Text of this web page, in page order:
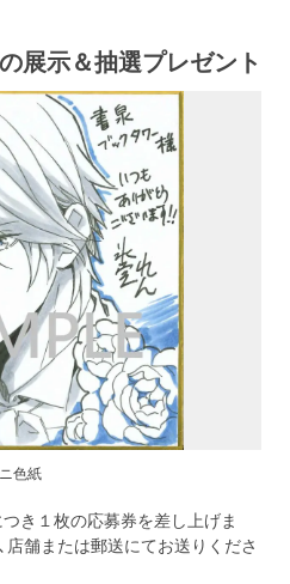
展示＆抽選プレゼント
色紙
き１枚の応募券を差し上げま
店舗または郵送にてお送りくださ